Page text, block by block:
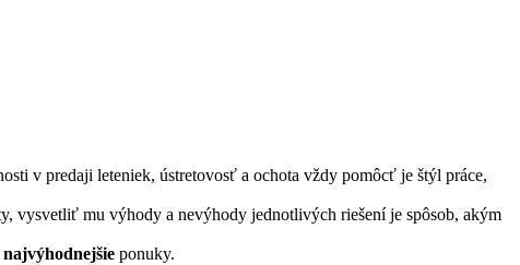
v predaji leteniek, ústretovosť a ochota vždy pomôcť je štýl práce,
vysvetliť mu výhody a nevýhody jednotlivých riešení je spôsob, akým
najvýhodnejšie ponuky.